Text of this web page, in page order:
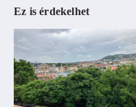
Ez is érdekelhet